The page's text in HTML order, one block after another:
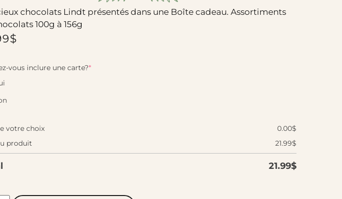
chocolats Lindt présentés dans une Boîte cadeau. Assortiments
100g à 156g
$
vous inclure une carte?*
votre choix 0.00$
produit
21.99$
21.99$